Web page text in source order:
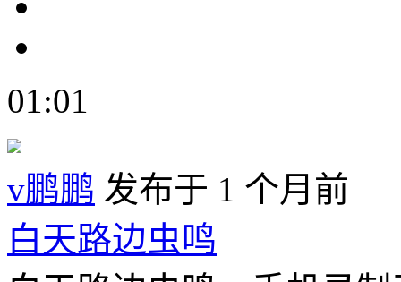
01:01
v鹏鹏 发布于 1 个月前
白天路边虫鸣